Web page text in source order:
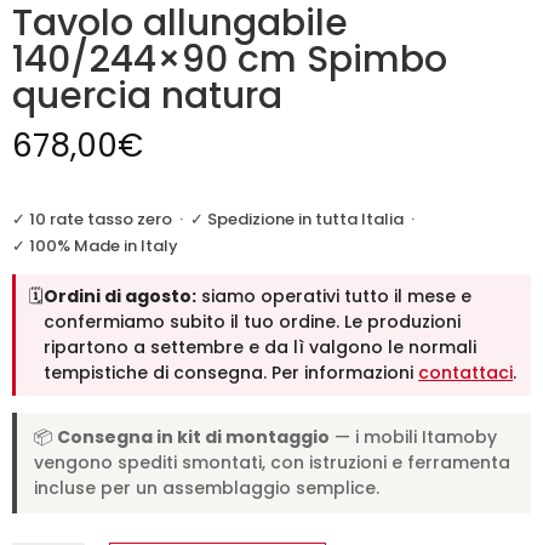
Tavolo allungabile
140/244×90 cm Spimbo
quercia natura
678,00€
✓ 10 rate tasso zero · ✓ Spedizione in tutta Italia ·
✓ 100% Made in Italy
🗓️Ordini di agosto: siamo operativi tutto il mese e
confermiamo subito il tuo ordine. Le produzioni
ripartono a settembre e da lì valgono le normali
tempistiche di consegna. Per informazioni contattaci.
📦 Consegna in kit di montaggio — i mobili Itamoby
vengono spediti smontati, con istruzioni e ferramenta
incluse per un assemblaggio semplice.